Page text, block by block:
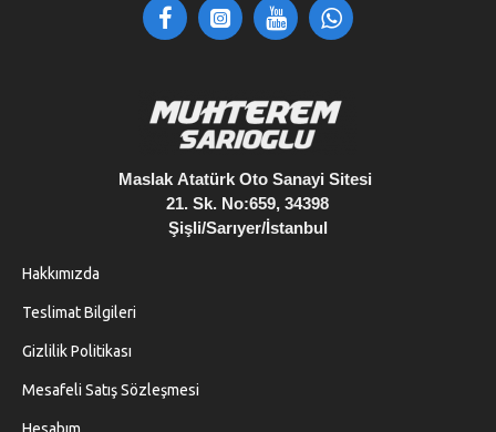
Orta sertlik sayesinde kontrollü kesim
Tüm makinelerle uyumlu
Maslak Atatürk Oto Sanayi Sitesi
21. Sk. No:659, 34398
Şişli/Sarıyer/İstanbul
Hakkımızda
Teslimat Bilgileri
Gizlilik Politikası
Mesafeli Satış Sözleşmesi